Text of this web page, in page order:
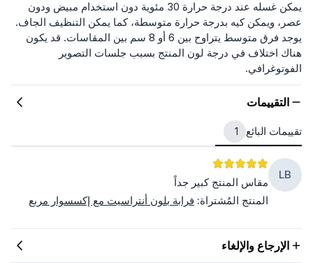
يمكن غسله عند درجة حرارة 30 مئوية دون استخدام مبيض ودون
عصر، ويمكن كيه بدرجة حرارة متوسطة، كما يمكن التنظيف الجاف.
يوجد فرق متوسط يتراوح بين 6 أو 8 سم بين المقاسات. قد يكون
هناك اختلاف في درجة لون المنتج بسبب جلسات التصوير
الفوتوغرافي.
التقييمات
تقييمات البائع 1
LB
مقاس المنتج كبير جداً
المنتج المُشتراة: فرابة بلون أنتراسيت مع إكسسوار مربع
الإرجاع والإلغاء